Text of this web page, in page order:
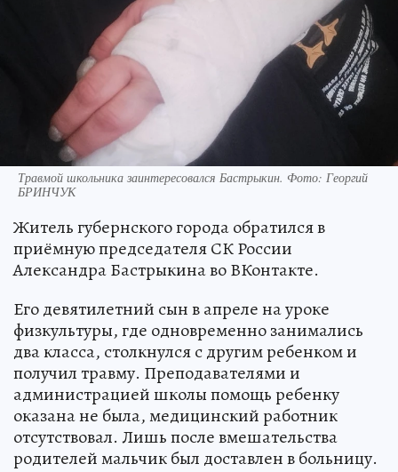
Травмой школьника заинтересовался Бастрыкин. Фото: Георгий
БРИНЧУК
Житель губернского города обратился в
приёмную председателя СК России
Александра Бастрыкина во ВКонтакте.
Его девятилетний сын в апреле на уроке
физкультуры, где одновременно занимались
два класса, столкнулся с другим ребенком и
получил травму. Преподавателями и
администрацией школы помощь ребенку
оказана не была, медицинский работник
отсутствовал. Лишь после вмешательства
родителей мальчик был доставлен в больницу.